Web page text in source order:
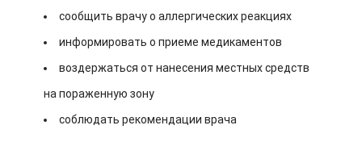
сообщить врачу о аллергических реакциях
информировать о приеме медикаментов
воздержаться от нанесения местных средств
на пораженную зону
соблюдать рекомендации врача